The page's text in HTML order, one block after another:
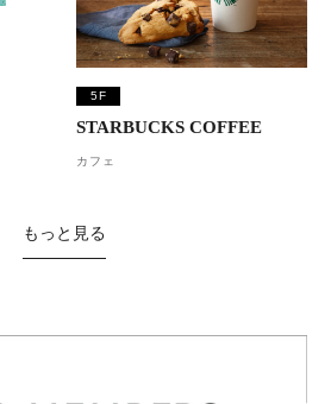
5F
STARBUCKS COFFEE
カフェ
もっと見る